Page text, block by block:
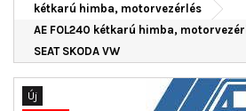
kétkarú himba, motorvezérlés
AE FOL240 kétkarú himba,
SEAT SKODA VW
Új